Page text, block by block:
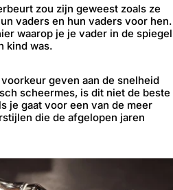
zou zijn geweest zoals ze
vaders en hun vaders voor hen.
waarop je je vader in de spiegel
kind was.
geven aan de snelheid
scheermes, is dit niet de beste
je gaat voor een van de meer
die de afgelopen jaren